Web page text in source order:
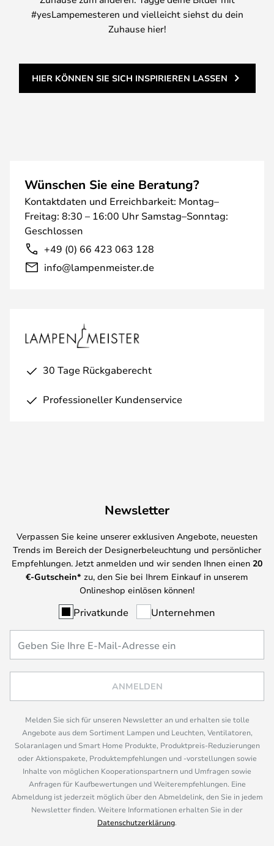
#yesLampemesteren und vielleicht siehst du dein
Zuhause hier!
HIER KÖNNEN SIE SICH INSPIRIEREN LASSEN
Wünschen Sie eine Beratung?
Kontaktdaten und Erreichbarkeit: Montag–
Freitag: 8:30 – 16:00 Uhr Samstag–Sonntag:
Geschlossen
+49 (0) 66 423 063 128
info@lampenmeister.de
30 Tage Rückgaberecht
Professioneller Kundenservice
Newsletter
Verpassen Sie keine unserer exklusiven Angebote, neuesten
Trends im Bereich der Designerbeleuchtung und persönlicher
Empfehlungen. Jetzt anmelden und wir senden Ihnen einen 20
€-Gutschein* zu, den Sie bei Ihrem Einkauf in unserem
Onlineshop einlösen können!
Privatkunde Unternehmen
ANMELDEN
Melden Sie sich für unseren Newsletter an und erhalten sie tolle
Angebote aus dem Sortiment Lampen und Leuchten, Ventilatoren,
Solaranlagen und Smart Home Produkte, Produktpreis-Reduzierungen
oder Aktionspakete, Produktempfehlungen und -vorstellungen sowie
Inhalte von möglichen Kooperationspartnern und Umfragen sowie
Anfragen für Kaufbewertungen und Weiterempfehlungen. Eine
Abmeldung ist jederzeit möglich über den Abmeldelink, den Sie in jedem
Newsletter finden. Weitere Informationen erhalten Sie in der
Datenschutzerklärung.